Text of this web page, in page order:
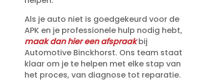
Als je auto niet is goedgekeurd voor de
APK en je professionele hulp nodig hebt,
maak dan hier een afspraakbij
Automotive Binckhorst.​ Ons team staat
klaar om je te helpen met elke stap van
het proces, van diagnose tot reparatie.​